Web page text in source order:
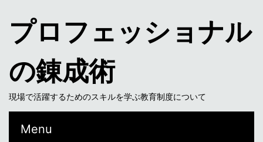
プロフェッショナル
の錬成術
現場で活躍するためのスキルを学ぶ教育制度について
Menu